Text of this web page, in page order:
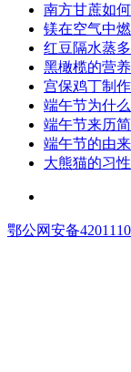
南方甘蔗如
镁在空气中
红豆隔水蒸
黑橄榄的营
宫保鸡丁制
端午节为什
端午节来历
端午节的由
​大熊猫的习性
鄂公网安备